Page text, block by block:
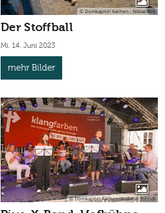
© Domkapitel Aachen - Niklas Birk
Der Stoffball
Mi. 14. Juni 2023
mehr Bilder
© Domkapitel Aachen/Andreas Steindl